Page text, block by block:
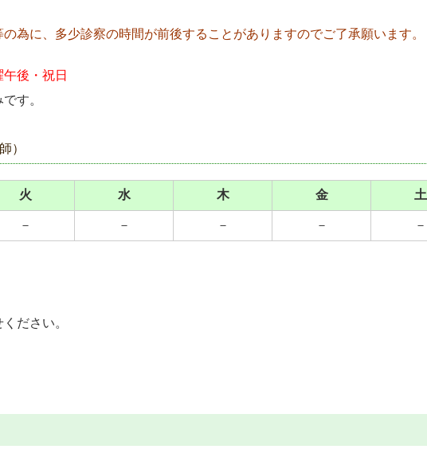
為に、多少診察の時間が前後することがありますのでご了承願います。
午後・祝日
す。
）
火 水 木 金 土
－ － － － －
ださい。